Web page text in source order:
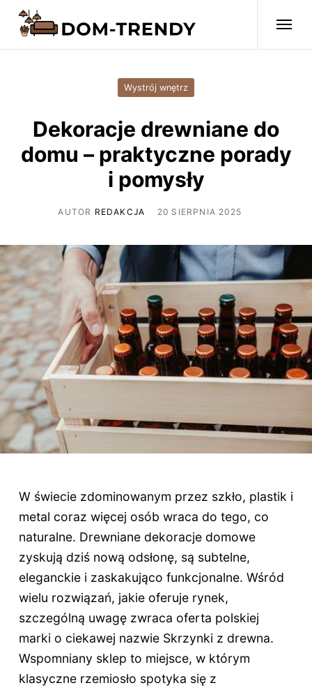
Wystrój wnętrz
Dekoracje drewniane do
domu – praktyczne porady
i pomysły
AUTOR REDAKCJA 20 SIERPNIA 2025
W świecie zdominowanym przez szkło, plastik i
metal coraz więcej osób wraca do tego, co
naturalne. Drewniane dekoracje domowe
zyskują dziś nową odsłonę, są subtelne,
eleganckie i zaskakująco funkcjonalne. Wśród
wielu rozwiązań, jakie oferuje rynek,
szczególną uwagę zwraca oferta polskiej
marki o ciekawej nazwie Skrzynki z drewna.
Wspomniany sklep to miejsce, w którym
klasyczne rzemiosło spotyka się z